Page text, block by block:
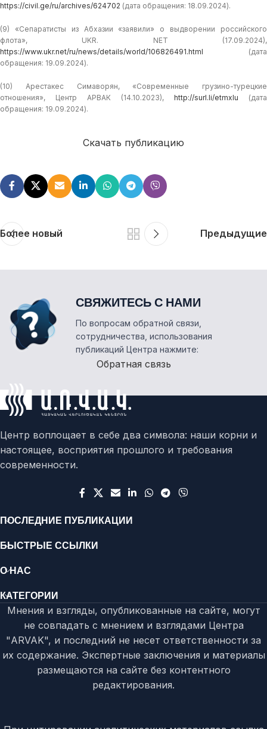
https://civil.ge/ru/archives/624702 (дата обращения: 18.09.2024).
(9) «Сепаратисты из Абхазии «заявили» о выдворении российского
флота», UKR. NET (17.09.2024),
https://www.ukr.net/ru/news/details/world/106826491.html (дата
обращения: 19.09.2024).
(10) Арестакес Симаворян, «Современные грузино-турецкие
отношения», Центр АРВАК (14.10.2023), http://surl.li/etmxlu (дата
обращения: 19.09.2024).
Скачать публикацию
Более новый Предыдущие
СВЯЖИТЕСЬ С НАМИ
По вопросам обратной связи,
сотрудничества, использования
публикаций Центра нажмите:
Обратная связь
Центр воплощает в себе два символа: наши корни и
настоящее, восприятия прошлого и требования
современности.
ПОСЛЕДНИЕ ПУБЛИКАЦИИ
БЫСТРЫЕ ССЫЛКИ
О НАС
КАТЕГОРИИ
Мнения и взгляды, опубликованные на сайте, могут
не совпадать с мнением и взглядами Центра
"ARVAK", и последний не несет ответственности за
их содержание. Экспертные заключения и материалы
размещаются на сайте без контентного
редактирования.